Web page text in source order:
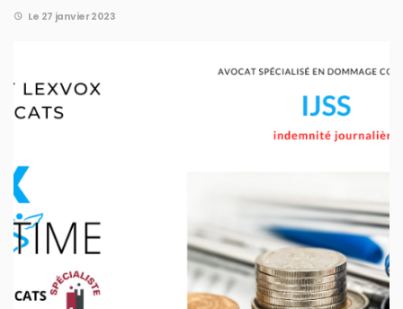
Le 27 janvier 2023